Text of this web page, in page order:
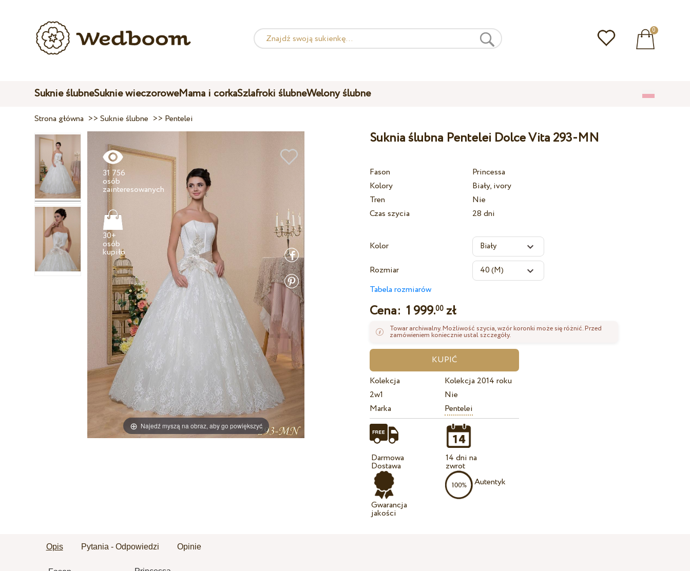
0
Suknie ślubneSuknie wieczoroweMama i corkaSzlafroki ślubneWelony ślubne
Strona główna >>Suknie ślubne >> Pentelei
Najedź myszą na obraz, aby go powiększyć
31 756
osób
30+
osób
Suknia ślubna Pentelei Dolce Vita 293-MN
Fason
Princessa
Kolory
Biały, ivory
Tren
Nie
Czas szycia
28 dni
Kolor
Rozmiar
Tabela rozmiarów
Cena:1 999.00 zł
Towar archiwalny. Możliwość szycia, wzór koronki może się różnić. Przed
zamówieniem koniecznie ustal szczegóły.
Kolekcja
Kolekcja 2014 roku
2w1
Nie
Marka
Pentelei
Darmowa
Dostawa
Gwarancja
jakości
14 dni na
zwrot
Autentyk
Opis Pytania - Odpowiedzi Opinie